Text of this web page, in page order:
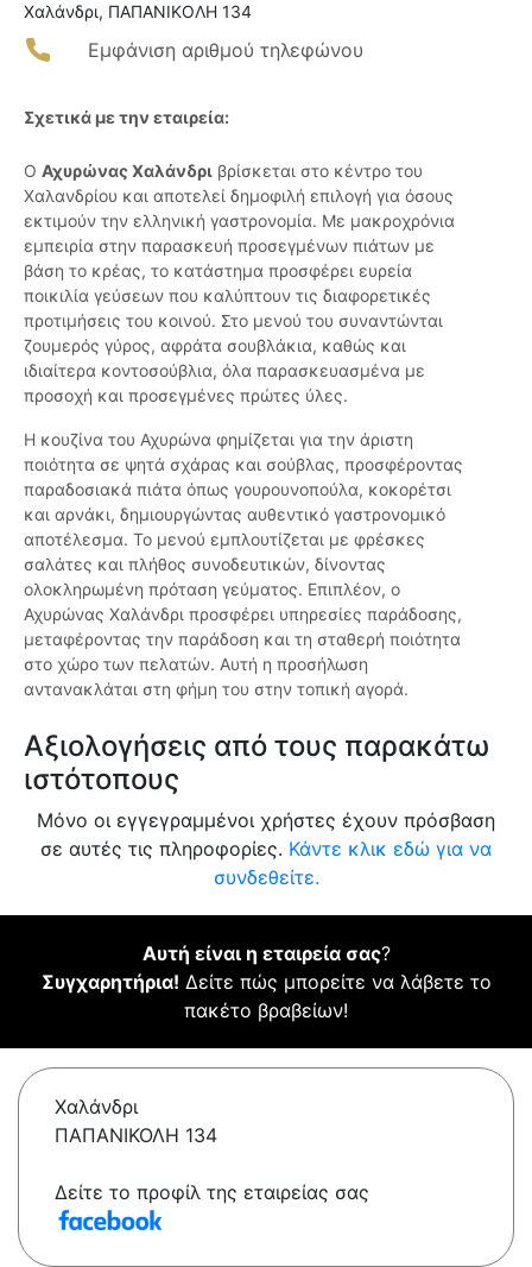
Χαλάνδρι, ΠΑΠΑΝΙΚΟΛΗ 134
Εμφάνιση αριθμού τηλεφώνου
Σχετικά με την εταιρεία:
Ο Αχυρώνας Χαλάνδρι βρίσκεται στο κέντρο του
Χαλανδρίου και αποτελεί δημοφιλή επιλογή για όσους
εκτιμούν την ελληνική γαστρονομία. Με μακροχρόνια
εμπειρία στην παρασκευή προσεγμένων πιάτων με
βάση το κρέας, το κατάστημα προσφέρει ευρεία
ποικιλία γεύσεων που καλύπτουν τις διαφορετικές
προτιμήσεις του κοινού. Στο μενού του συναντώνται
ζουμερός γύρος, αφράτα σουβλάκια, καθώς και
ιδιαίτερα κοντοσούβλια, όλα παρασκευασμένα με
προσοχή και προσεγμένες πρώτες ύλες.
Η κουζίνα του Αχυρώνα φημίζεται για την άριστη
ποιότητα σε ψητά σχάρας και σούβλας, προσφέροντας
παραδοσιακά πιάτα όπως γουρουνοπούλα, κοκορέτσι
και αρνάκι, δημιουργώντας αυθεντικό γαστρονομικό
αποτέλεσμα. Το μενού εμπλουτίζεται με φρέσκες
σαλάτες και πλήθος συνοδευτικών, δίνοντας
ολοκληρωμένη πρόταση γεύματος. Επιπλέον, ο
Αχυρώνας Χαλάνδρι προσφέρει υπηρεσίες παράδοσης,
μεταφέροντας την παράδοση και τη σταθερή ποιότητα
στο χώρο των πελατών. Αυτή η προσήλωση
αντανακλάται στη φήμη του στην τοπική αγορά.
Αξιολογήσεις από τους παρακάτω
ιστότοπους
Μόνο οι εγγεγραμμένοι χρήστες έχουν πρόσβαση
σε αυτές τις πληροφορίες. Κάντε κλικ εδώ για να
συνδεθείτε.
Αυτή είναι η εταιρεία σας?
Συγχαρητήρια! Δείτε πώς μπορείτε να λάβετε το
πακέτο βραβείων!
Χαλάνδρι
ΠΑΠΑΝΙΚΟΛΗ 134
Δείτε το προφίλ της εταιρείας σας